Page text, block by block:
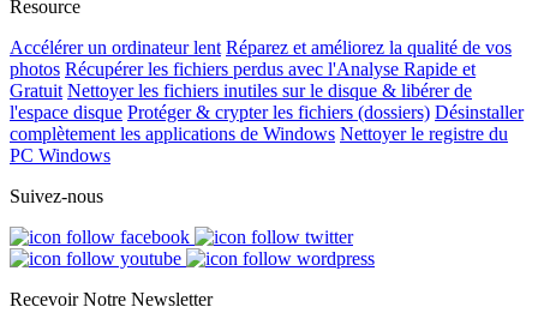
Resource
Accélérer un ordinateur lent Réparez et améliorez la qualité de vos
photos Récupérer les fichiers perdus avec l'Analyse Rapide et
Gratuit Nettoyer les fichiers inutiles sur le disque & libérer de
l'espace disque Protéger & crypter les fichiers (dossiers) Désinstaller
complètement les applications de Windows Nettoyer le registre du
PC Windows
Suivez-nous
Recevoir Notre Newsletter